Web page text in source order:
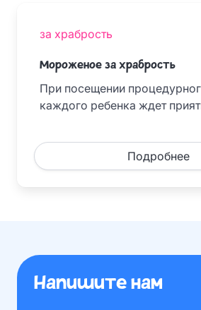
за храбрость
Мороженое за храбрость
При посещении
каждого ребенка ждет
Подробнее
Напишите нам